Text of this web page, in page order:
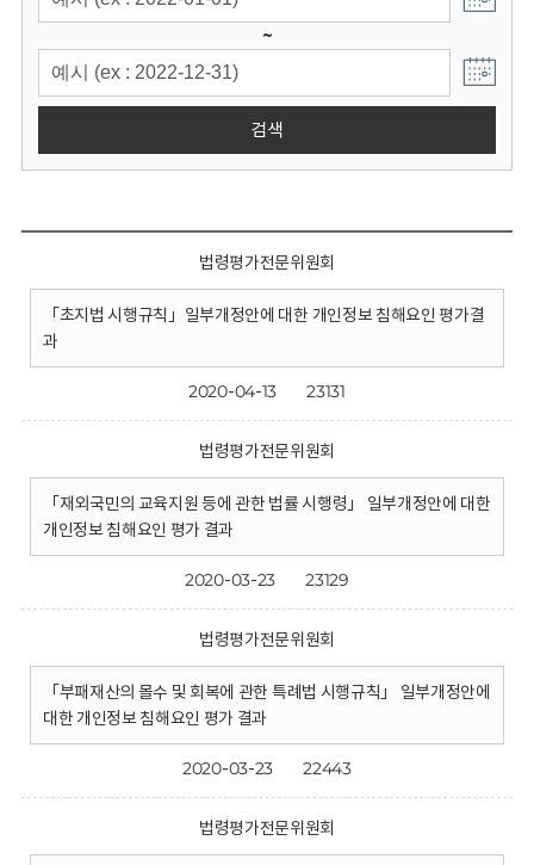
~
검색
법령평가전문위원회
「초지법 시행규칙」일부개정안에 대한 개인정보 침해요인 평가결
과
2020-04-13 23131
법령평가전문위원회
「재외국민의 교육지원 등에 관한 법률 시행령」 일부개정안에 대한
개인정보 침해요인 평가 결과
2020-03-23 23129
법령평가전문위원회
「부패재산의 몰수 및 회복에 관한 특례법 시행규칙」 일부개정안에
대한 개인정보 침해요인 평가 결과
2020-03-23 22443
법령평가전문위원회